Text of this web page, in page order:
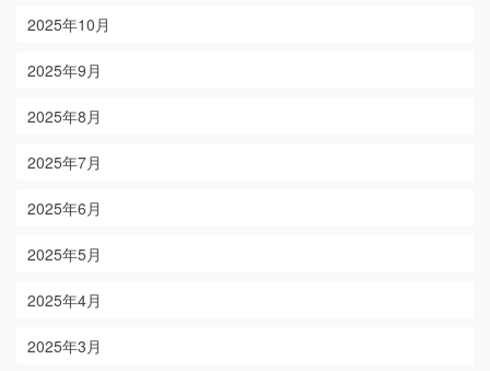
2025年10月
2025年9月
2025年8月
2025年7月
2025年6月
2025年5月
2025年4月
2025年3月